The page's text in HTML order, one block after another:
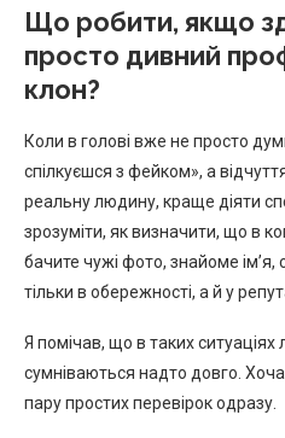
Що робити, якщо
просто дивний
клон?
Коли в голові вже не просто
спілкуєшся з фейком», а
реальну людину, краще діяти
зрозуміти, як визначити, що в
бачите чужі фото, знайоме ім’я,
тільки в обережності, а й у
Я помічав, що в таких
сумніваються надто довго. Хоча
пару простих перевірок одразу.